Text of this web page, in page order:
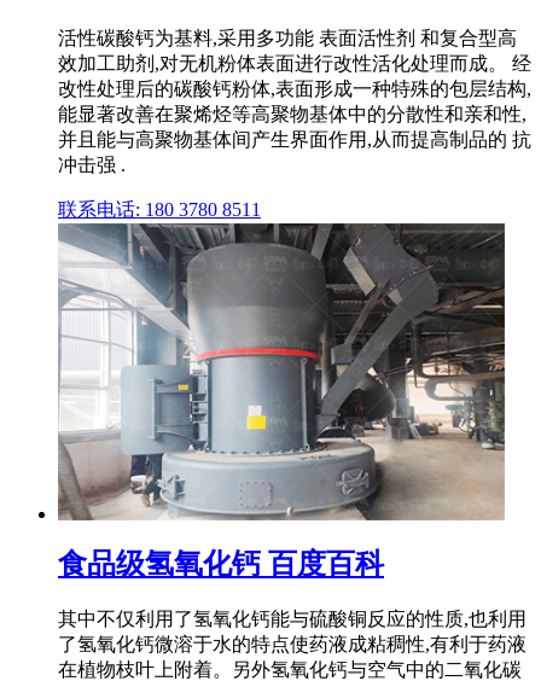
活性碳酸钙为基料,采用多功能 表面活性剂 和复合型高
效加工助剂,对无机粉体表面进行改性活化处理而成。 经
改性处理后的碳酸钙粉体,表面形成一种特殊的包层结构,
能显著改善在聚烯烃等高聚物基体中的分散性和亲和性,
并且能与高聚物基体间产生界面作用,从而提高制品的 抗
冲击强 .
联系电话: 180 3780 8511
食品级氢氧化钙 百度百科
其中不仅利用了氢氧化钙能与硫酸铜反应的性质,也利用
了氢氧化钙微溶于水的特点使药液成粘稠性,有利于药液
在植物枝叶上附着。另外氢氧化钙与空气中的二氧化碳